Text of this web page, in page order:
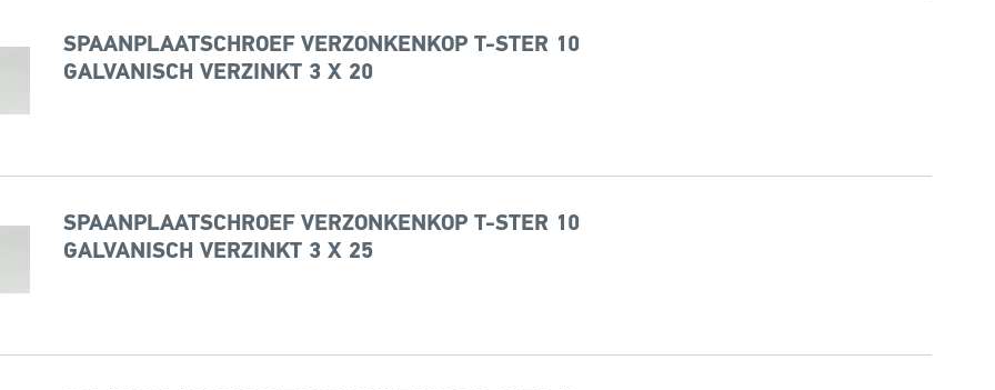
SPAANPLAATSCHROEF VERZONKENKOP T-STER 10
GALVANISCH VERZINKT 3 X 20
SPAANPLAATSCHROEF VERZONKENKOP T-STER 10
GALVANISCH VERZINKT 3 X 25